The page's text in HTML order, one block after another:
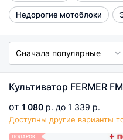
Недорогие мотоблоки
Сначала популярные
Культиватор FERMER
от 1 080 р. до 1 339 р.
Доступны другие варианты
ПОДАРОК